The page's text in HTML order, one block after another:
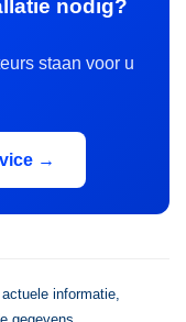
nodig?
staan voor u
→
informatie,